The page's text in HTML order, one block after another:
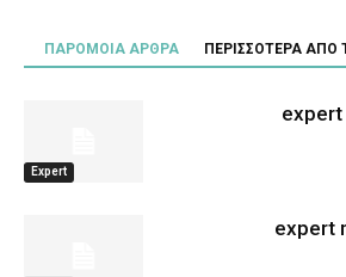
ΠΑΡΟΜΟΙΑ ΑΡΘΡΑ ΠΕΡΙΣΣΟΤΕΡΑ
Expert
expert